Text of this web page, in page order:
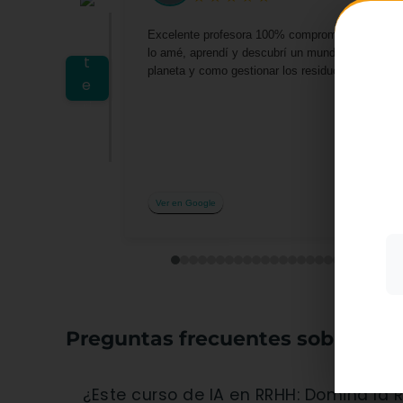
a
su
Excelente profesora 100% comprometida por
lo amé, aprendí y descubrí un mundo lleno de
planeta y como gestionar los residuos desde
Ver en Google
Preguntas frecuentes sobre el
¿Este curso de IA en RRHH: Domina la Revolución Digital del Talento es